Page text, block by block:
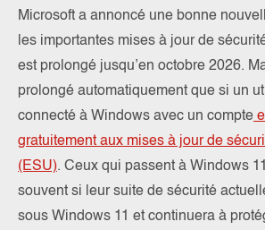
Microsoft a annoncé une bonne
les importantes mises à jour de
est prolongé jusqu’en octobre 2026.
prolongé automatiquement que si un
connecté à Windows avec un compte
gratuitement aux mises à jour de
(ESU). Ceux qui passent à Windows
souvent si leur suite de sécurité
sous Windows 11 et continuera à